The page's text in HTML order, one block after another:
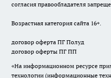
согласия правообладателя
Возрастная категория сайта 16+.
договор оферта ПГ Полуд
договор оферты ПГ ПП
«На информационном ресурсе
технологии (информационные